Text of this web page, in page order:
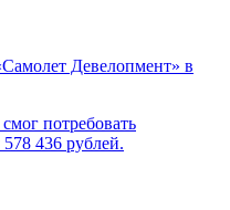
Девелопмент» в
потребовать
436 рублей.